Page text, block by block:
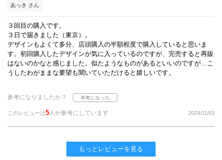
あっき さん
３回目の購入です。
３日で届きました（東京）。
デザインもよくて多分、店頭購入の半額程度で購入していると思いま
す。初回購入したデザインが気に入っているのですが、完売すると再販
はないのかなと感じました。似たようなものがあるといいのですが…こ
うしたわがままな要望も聞いていただけると嬉しいです。
参考になりましたか？
このレビューは5人が参考にしています 2024/11/03
もっとレビューを見る